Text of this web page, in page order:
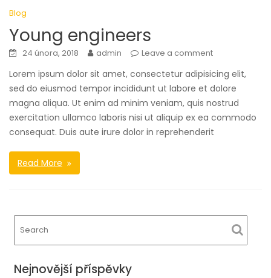
Blog
Young engineers
24 února, 2018 admin Leave a comment
Lorem ipsum dolor sit amet, consectetur adipisicing elit,
sed do eiusmod tempor incididunt ut labore et dolore
magna aliqua. Ut enim ad minim veniam, quis nostrud
exercitation ullamco laboris nisi ut aliquip ex ea commodo
consequat. Duis aute irure dolor in reprehenderit
Read More
Nejnovější příspěvky